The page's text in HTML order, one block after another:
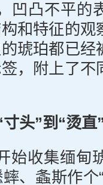
凹凸不平的
和特征的观
琥珀都已经
，附上了不
寸头”到“烫直
始收集缅甸
、螽斯作个